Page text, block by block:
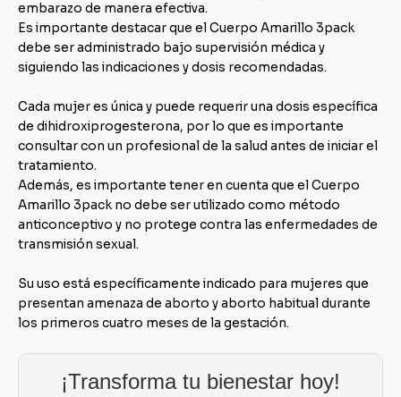
embarazo de manera efectiva.
Es importante destacar que el Cuerpo Amarillo 3pack
debe ser administrado bajo supervisión médica y
siguiendo las indicaciones y dosis recomendadas.
Cada mujer es única y puede requerir una dosis específica
de dihidroxiprogesterona, por lo que es importante
consultar con un profesional de la salud antes de iniciar el
tratamiento.
Además, es importante tener en cuenta que el Cuerpo
Amarillo 3pack no debe ser utilizado como método
anticonceptivo y no protege contra las enfermedades de
transmisión sexual.
Su uso está específicamente indicado para mujeres que
presentan amenaza de aborto y aborto habitual durante
los primeros cuatro meses de la gestación.
¡Transforma tu bienestar hoy!